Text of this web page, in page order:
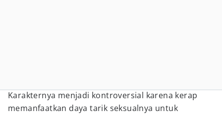
Karakternya menjadi kontroversial karena kerap
memanfaatkan daya tarik seksualnya untuk